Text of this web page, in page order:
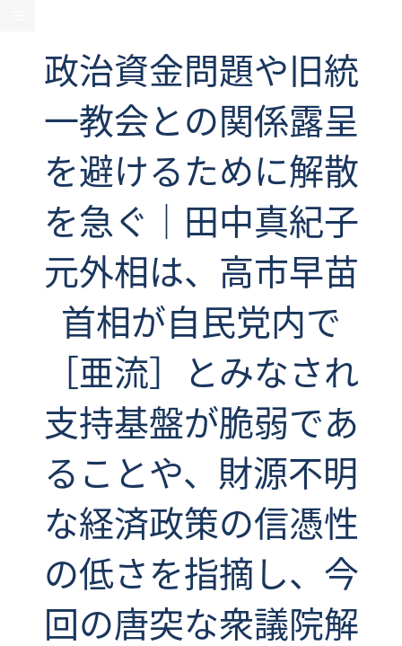
政治資金問題や旧統
一教会との関係露呈
を避けるために解散
を急ぐ｜田中真紀子
元外相は、高市早苗
首相が自民党内で
［亜流］とみなされ
支持基盤が脆弱であ
ることや、財源不明
な経済政策の信憑性
の低さを指摘し、今
回の唐突な衆議院解